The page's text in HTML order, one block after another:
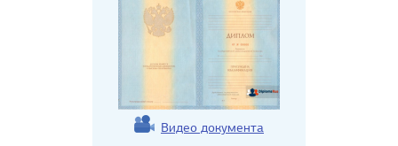
Видео документа